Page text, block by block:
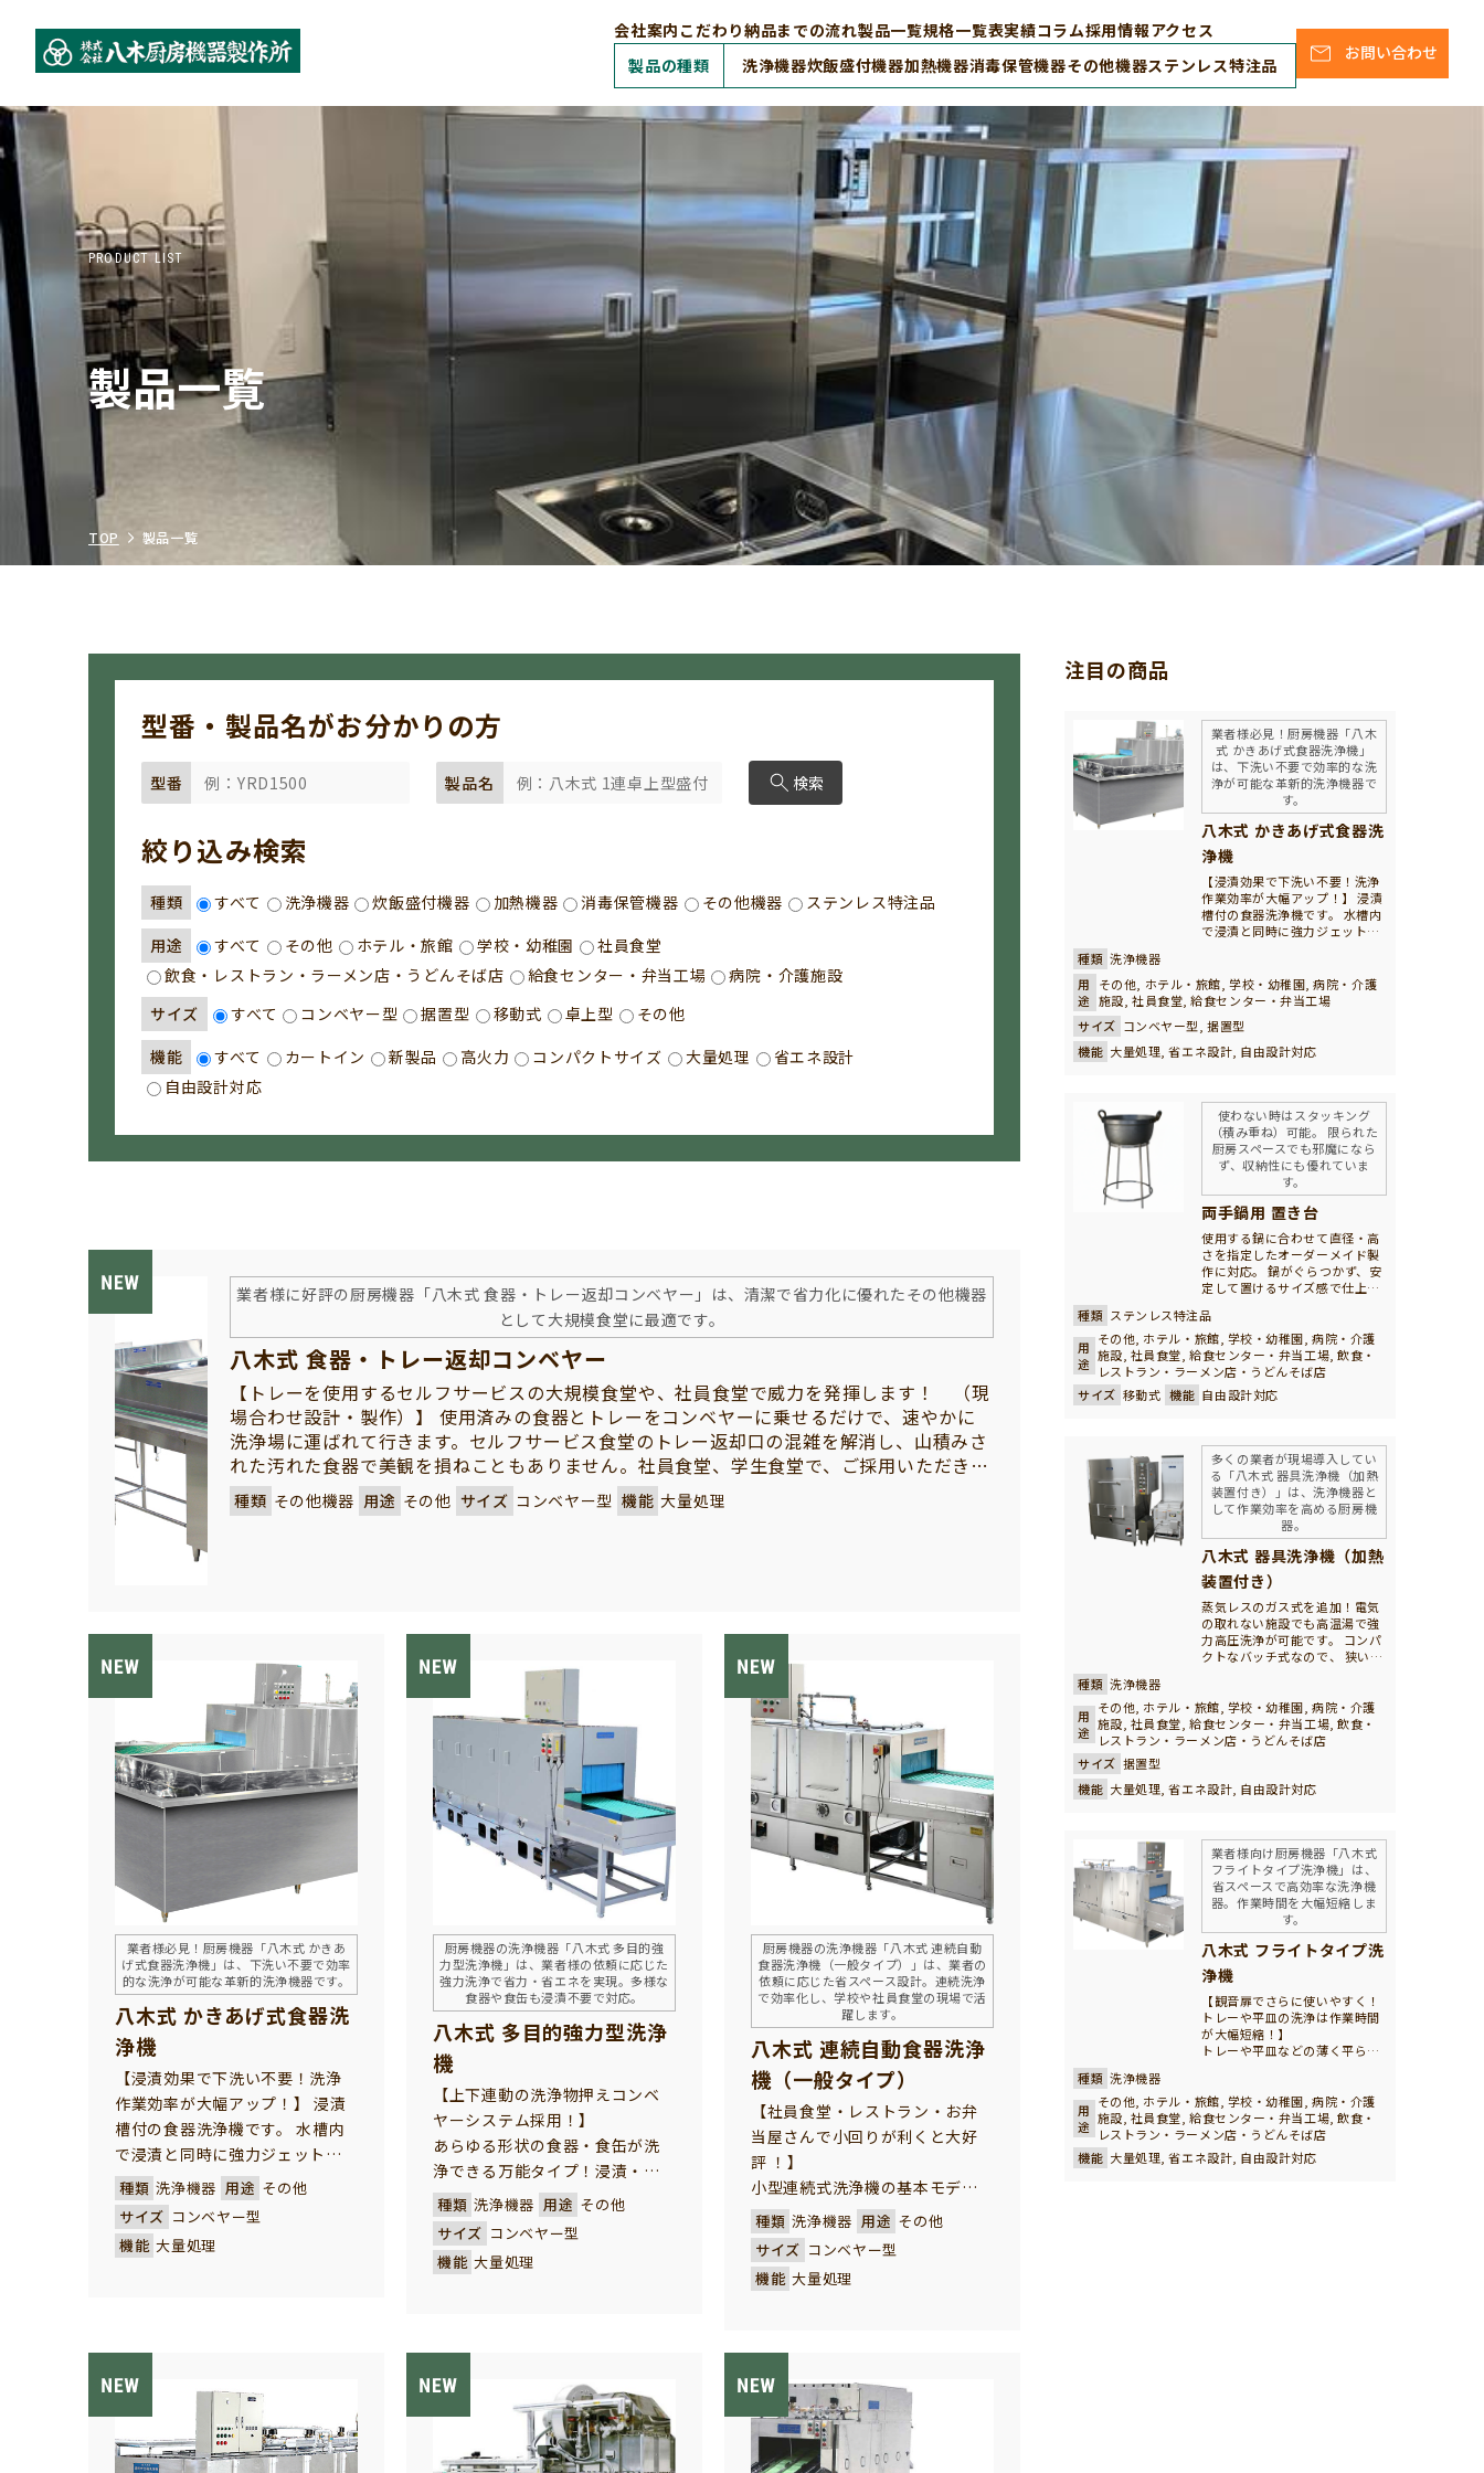
会社案内 こだわり納品までの流れ製品一覧規格一覧表実績コラム採用情報アクセス
製品の種類
洗浄機器炊飯盛付機器加熱機器消毒保管機器その他機器ステンレス特注品
お問い合わせ
PRODUCT LIST
製品一覧
TOP 製品一覧
型番・製品名がお分かりの方
型番 製品名 検索
絞り込み検索
種類 すべて 洗浄機器 炊飯盛付機器 加熱機器 消毒保管機器 その他機器
ステンレス特注品
用途
すべて その他 ホテル・旅館 学校・幼稚園
社員食堂
飲食・レストラン・ラーメン店・うどんそば店
給食センター・弁当工場
病院・介護施設
サイズ
すべて コンベヤー型 据置型 移動式 卓上型
その他
機能
すべて カートイン 新製品 高火力 コンパクトサイズ 大量処理
省エネ設計
自由設計対応
業者様に好評の厨房機器「八木式 食器・トレー返却コンベヤー」は、清潔で省力化に優れたその他機器
として大規模食堂に最適です。
八木式 食器・トレー返却コンベヤー
【トレーを使用するセルフサービスの大規模食堂や、社員食堂で威力を発揮します！ （現
場合わせ設計・製作）】 使用済みの食器とトレーをコンベヤーに乗せるだけで、速やかに
洗浄場に運ばれて行きます。セルフサービス食堂のトレー返却口の混雑を解消し、山積みさ
れた汚れた食器で美観を損ねこともありません。社員食堂、学生食堂で、ご採用いただき多
数の実績を誇っています。 八木式 食器・トレー返却コンベヤーは、厨房機器の中でも特に
業者様から高い評価をいただいているその他機器の一つです。使用済みの食器類をスムーズ
種類 その他機器 用途 その他 サイズ コンベヤー型 機能 大量処理
業者様必見！厨房機器「八木式 かきあ
げ式食器洗浄機」は、下洗い不要で効率
的な洗浄が可能な革新的洗浄機器です。
八木式 かきあげ式食器洗
浄機
【浸漬効果で下洗い不要！洗浄
作業効率が大幅アップ！】 浸漬
槽付の食器洗浄機です。 水槽内
で浸漬と同時に強力ジェット水
流で下洗いを行い、水圧を利用
して食器をネットコンベヤーに
かきあげてそのまま洗浄機内へ
搬送する洗浄システムです。 浸
槽をより大きくリニューアルし
ました
種類 洗浄機器 用途 その他
サイズ コンベヤー型
機能 大量処理
厨房機器の洗浄機器「八木式 多目的強
力型洗浄機」は、業者様の依頼に応じた
強力洗浄で省力・省エネを実現。多様な
食器や食缶も浸漬不要で対応。
八木式 多目的強力型洗浄
機
【上下連動の洗浄物押えコンベ
ヤーシステム採用！】
あらゆる形状の食器・食缶が洗
浄できる万能タイプ！浸漬・下
洗い・ブラッシング作業は一切
不要！和食器を初めバット、食
缶類、カゴやザル、ラックなど、
あらゆる器物の洗浄ができます。
力でパワフルに洗浄できます。
省エネ性が向上し、省力化に大
きく貢献します。 給食センタ
ー・病院・社員食堂・ホテル旅
館様には欠かせない必須の洗浄
種類 洗浄機器 用途 その他
サイズ コンベヤー型
機能 大量処理
厨房機器の洗浄機器「八木式 連続自動
食器洗浄機（一般タイプ）」は、業者の
依頼に応じた省スペース設計。連続洗浄
で効率化し、学校や社員食堂の現場で活
躍します。
八木式 連続自動食器洗浄
機（一般タイプ）
【社員食堂・レストラン・お弁
当屋さんで小回りが利くと大好
評 ！】
小型連続式洗浄機の基本モデル
です。 上部の固定ネットで食器
を押さえながら強力洗浄をして
いきます。
コンパクトで小回りが利く設計
機です。
種類 洗浄機器 用途 その他
サイズ コンベヤー型
機能 大量処理
注目の商品
業者様必見！厨房機器「八木
式 かきあげ式食器洗浄機」
は、下洗い不要で効率的な洗
浄が可能な革新的洗浄機器で
す。
八木式 かきあげ式食器洗
浄機
【浸漬効果で下洗い不要！洗浄
作業効率が大幅アップ！】 浸漬
槽付の食器洗浄機です。 水槽内
で浸漬と同時に強力ジェット水
かきあげてそのまま洗浄機内へ
搬送する洗浄システムです。 浸
の汚れ落ちもスッキリと除去、
洗浄することができます。 ※水
槽をより大きくリニューアルし
種類 洗浄機器
用
途
その他, ホテル・旅館, 学校・幼稚園, 病院・介護
施設, 社員食堂, 給食センター・弁当工場
サイズ コンベヤー型, 据置型
機能 大量処理, 省エネ設計, 自由設計対応
使わない時はスタッキング
（積み重ね）可能。 限られた
厨房スペースでも邪魔になら
ず、収納性にも優れていま
す。
両手鍋用 置き台
使用する鍋に合わせて直径・高
さを指定したオーダーメイド製
作に対応。 鍋がぐらつかず、安
定して置けるサイズ感で仕上げ
業が整う。」 日々の調理を支え
る、八木厨房の実用機器です。
種類 ステンレス特注品
用
途
その他, ホテル・旅館, 学校・幼稚園, 病院・介護
施設, 社員食堂, 給食センター・弁当工場, 飲食・
レストラン・ラーメン店・うどんそば店
サイズ 移動式 機能 自由設計対応
多くの業者が現場導入してい
る「八木式 器具洗浄機（加熱
装置付き）」は、洗浄機器と
して作業効率を高める厨房機
器。
八木式 器具洗浄機（加熱
装置付き）
蒸気レスのガス式を追加！電気
の取れない施設でも高温湯で強
力高圧洗浄が可能です。 コンパ
クトなバッチ式なので、 狭い厨
手洗いとあきらめていた大型調
理器具がラクラク洗浄できま
す。ワイドな開口ですので、食
す。専用ラックを使用すれば、
できます。コンパクトな省スペ
ース設計で、場所を選ばず設置
でき、大型器具の洗浄作業の負
担軽減と省力化に貢献します。
給食センターを始め、製菓工
場、パン工房、食品加工工場様
などで活躍しています。
種類 洗浄機器
用
途
その他, ホテル・旅館, 学校・幼稚園, 病院・介護
施設, 社員食堂, 給食センター・弁当工場, 飲食・
レストラン・ラーメン店・うどんそば店
サイズ 据置型
機能 大量処理, 省エネ設計, 自由設計対応
業者様向け厨房機器「八木式
フライトタイプ洗浄機」は、
省スペースで高効率な洗浄機
器。作業時間を大幅短縮しま
す。
八木式 フライトタイプ洗
浄機
【観音扉でさらに使いやすく！
トレーや平皿の洗浄は作業時間
が大幅短縮！】
トレーや平皿などの薄く平らな
方式です。コンベヤー上に洗浄
物をムダなく配置できますの
で、省スペースでも驚異の洗浄
効果を発揮します。病院や、社
員食堂様では、最適の洗浄タイ
種類 洗浄機器
用
途
その他, ホテル・旅館, 学校・幼稚園, 病院・介護
施設, 社員食堂, 給食センター・弁当工場, 飲食・
レストラン・ラーメン店・うどんそば店
機能 大量処理, 省エネ設計, 自由設計対応